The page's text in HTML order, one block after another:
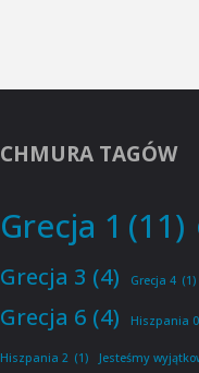
CHMURA TAGÓW
Grecja 1 (11)
Grecja 3 (4) Grecja 4 (1)
Grecja 6 (4) Hiszpania 0
Hiszpania 2 (1) Jesteśmy